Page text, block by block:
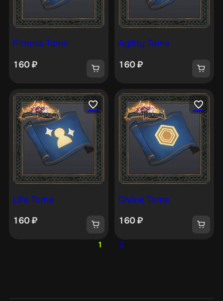
Fitness Tome
160₽
Agility Tome
160₽
Life Tome
160₽
Divine Tome
160₽
1 2